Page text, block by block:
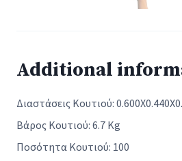
Additional
Διαστάσεις Κουτιού:
Βάρος Κουτιού: 6.7 Kg
Ποσότητα Κουτιού: 100